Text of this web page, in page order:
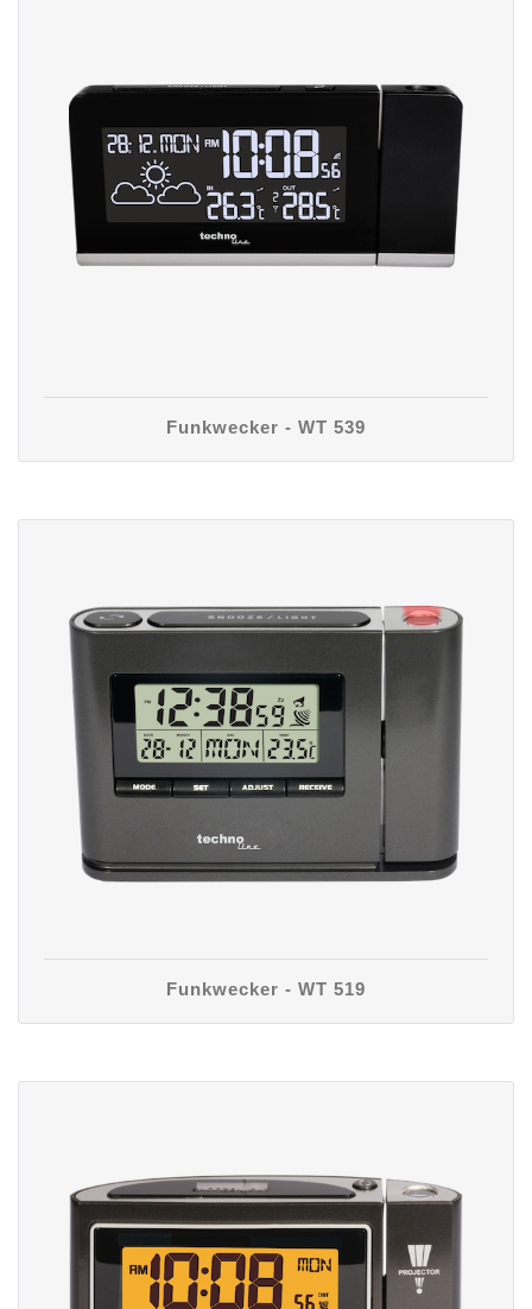
Funkwecker - WT 539
Funkwecker - WT 519